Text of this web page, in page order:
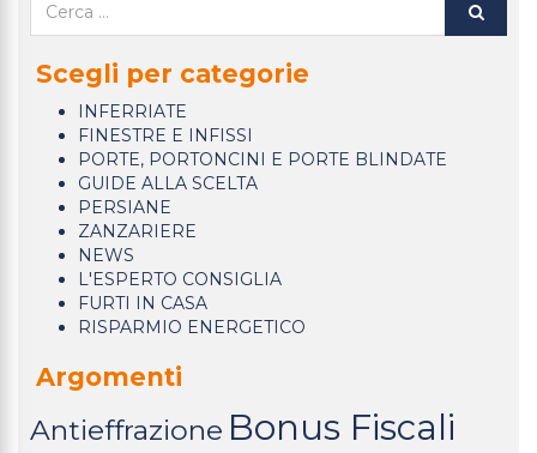
Scegli per categorie
INFERRIATE
FINESTRE E INFISSI
PORTE, PORTONCINI E PORTE BLINDATE
GUIDE ALLA SCELTA
PERSIANE
ZANZARIERE
NEWS
L'ESPERTO CONSIGLIA
FURTI IN CASA
RISPARMIO ENERGETICO
Argomenti
Antieffrazione Bonus Fiscali